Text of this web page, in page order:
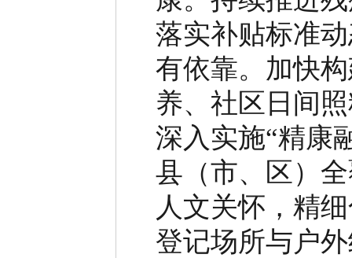
落实补贴标准
有依靠。加快
养、社区日间
深入实施“精康
县（市、区）
人文关怀，精
登记场所与户